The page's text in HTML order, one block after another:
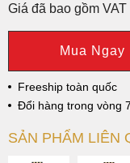
Giá đã bao gồm VAT
Mua Ngay
Freeship toàn quốc
Đổi hàng trong vòng
SẢN PHẨM LIÊN